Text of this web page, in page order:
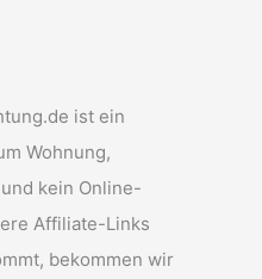
ist ein
Wohnung,
kein Online-
Affiliate-Links
bekommen wir